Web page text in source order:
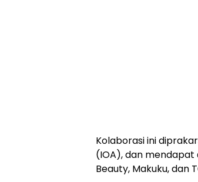
Kolaborasi ini
(IOA), dan
Beauty, Makuku, dan